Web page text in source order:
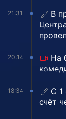
21:31
В
20:14
На
18:34
С 1
счёт